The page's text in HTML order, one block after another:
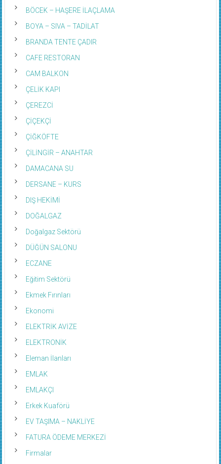
BÖCEK – HAŞERE İLAÇLAMA
BOYA – SIVA – TADİLAT
BRANDA TENTE ÇADIR
CAFE RESTORAN
CAM BALKON
ÇELİK KAPI
ÇEREZCİ
ÇİÇEKÇİ
ÇİĞKÖFTE
ÇİLİNGİR – ANAHTAR
DAMACANA SU
DERSANE – KURS
DIŞ HEKİMİ
DOĞALGAZ
Doğalgaz Sektörü
DÜĞÜN SALONU
ECZANE
Eğitim Sektörü
Ekmek Fırınları
Ekonomi
ELEKTRİK AVİZE
ELEKTRONİK
Eleman İlanları
EMLAK
EMLAKÇI
Erkek Kuaförü
EV TAŞIMA – NAKLİYE
FATURA ÖDEME MERKEZİ
Firmalar